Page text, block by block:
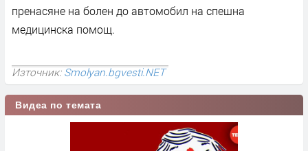
пренасяне на болен до автомобил на спешна
медицинска помощ.
Източник:Smolyan.bgvesti.NET
Видеа по темата